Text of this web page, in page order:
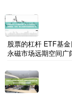
股票的杠杆 ETF基
永磁市场远期空间广